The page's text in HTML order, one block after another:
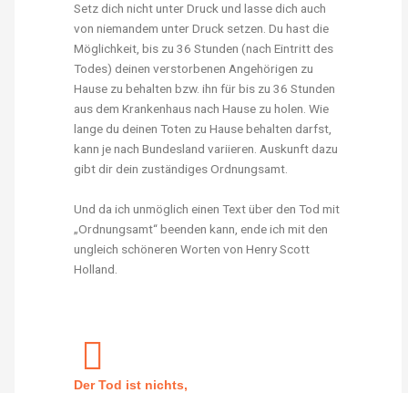
Setz dich nicht unter Druck und lasse dich auch
von niemandem unter Druck setzen. Du hast die
Möglichkeit, bis zu 36 Stunden (nach Eintritt des
Todes) deinen verstorbenen Angehörigen zu
Hause zu behalten bzw. ihn für bis zu 36 Stunden
aus dem Krankenhaus nach Hause zu holen. Wie
lange du deinen Toten zu Hause behalten darfst,
kann je nach Bundesland variieren. Auskunft dazu
gibt dir dein zuständiges Ordnungsamt.
Und da ich unmöglich einen Text über den Tod mit
„Ordnungsamt“ beenden kann, ende ich mit den
ungleich schöneren Worten von Henry Scott
Holland.
Der Tod ist nichts,